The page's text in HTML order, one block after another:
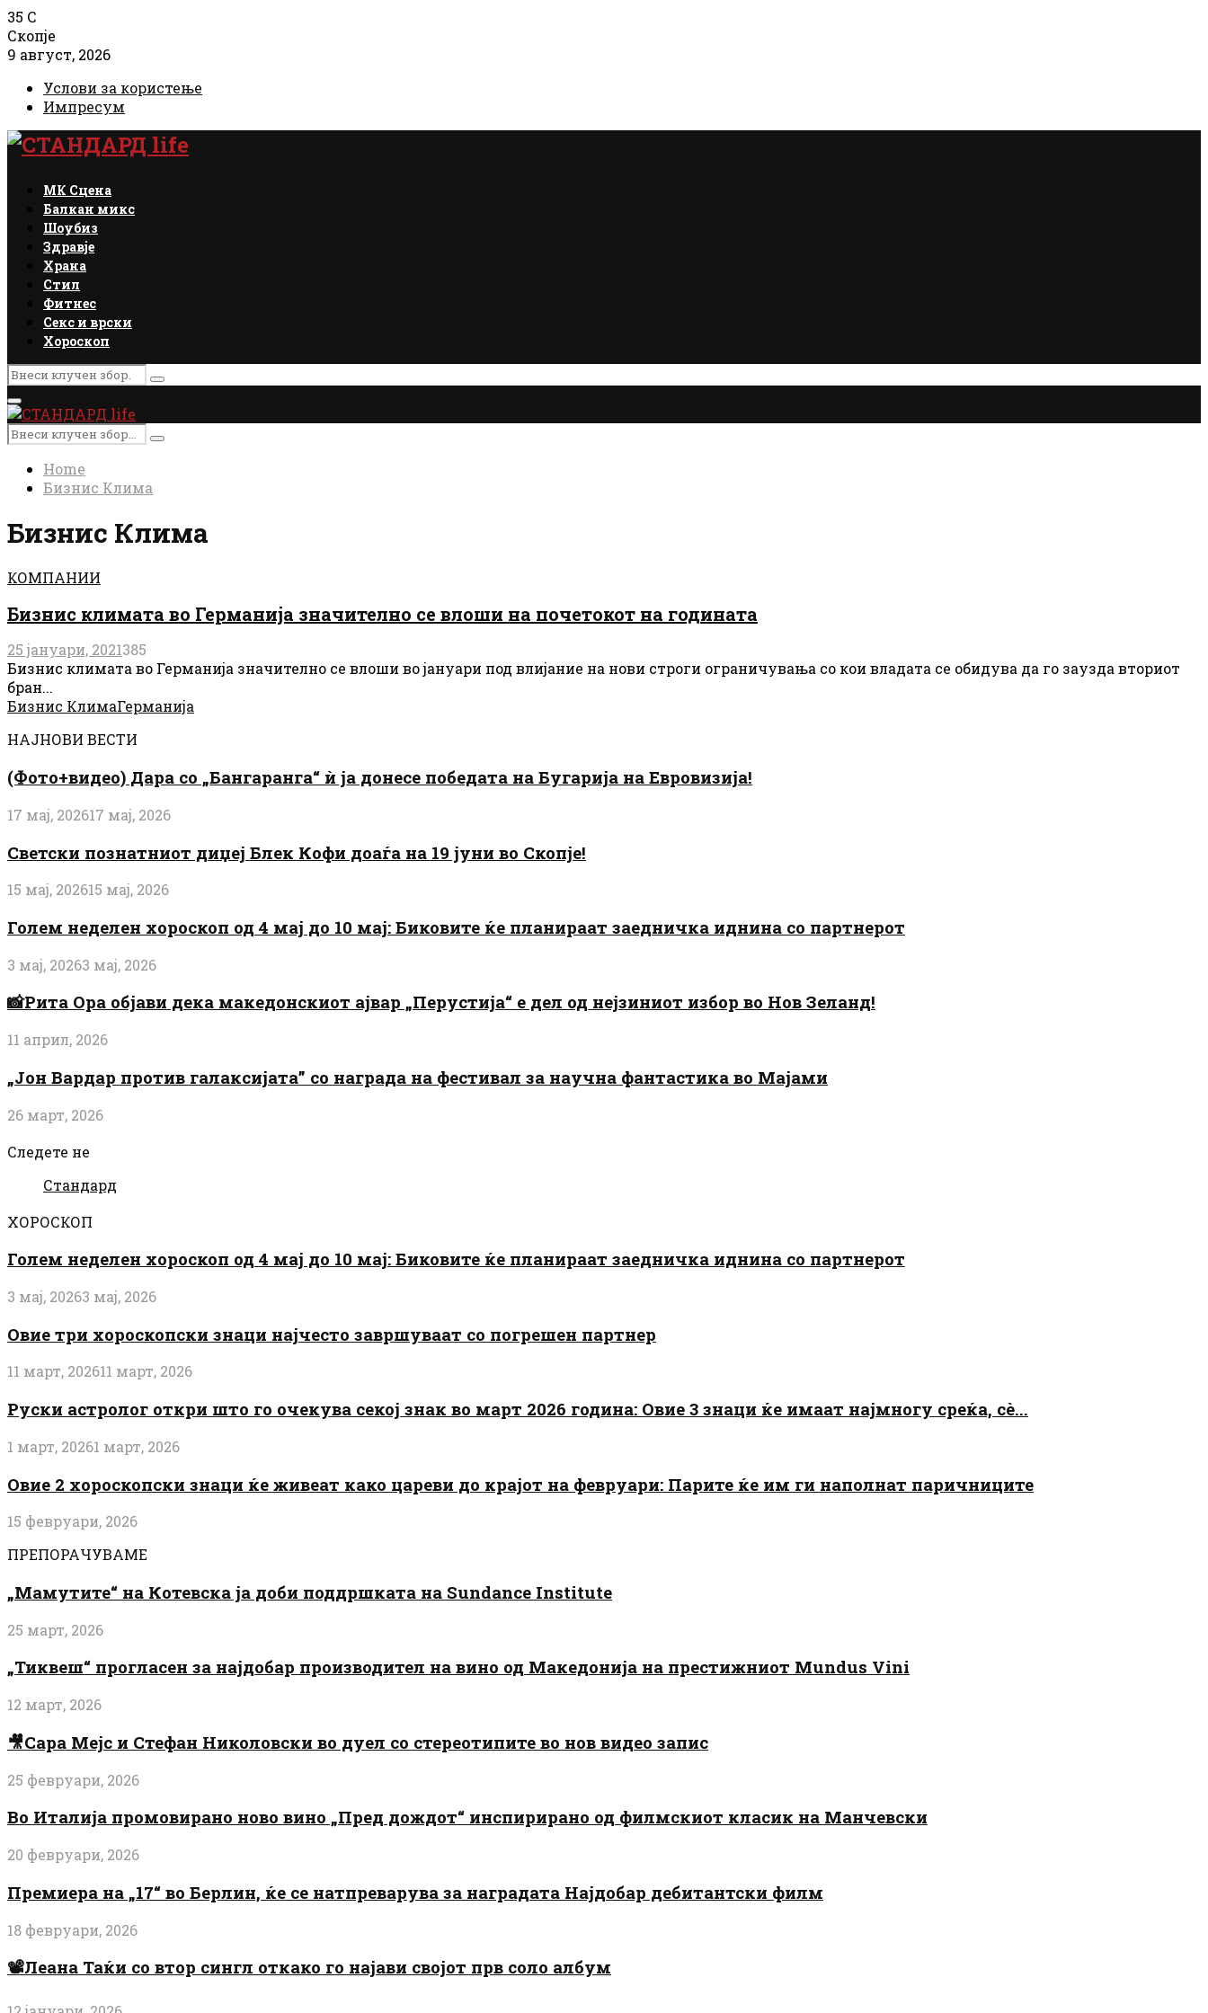
35 C
Скопје
9 август, 2026
Услови за користење
Импресум
Facebook
Instagram
Email
Rss
МК Сцена
Балкан микс
Шоубиз
Здравје
Храна
Стил
Фитнес
Секс и врски
Хороскоп
Search
for:
Search
Primary
Menu
Search
for:
Search
Home
Бизнис Клима
Бизнис Клима
КОМПАНИИ
Бизнис климата во Германија значително се влоши на почетокот на годината
25 јануари, 2021385
Бизнис климата во Германија значително се влоши во јануари под влијание на нови строги ограничувања со кои владата се обидува да го заузда вториот
бран...
Бизнис КлимаГерманија
НАЈНОВИ ВЕСТИ
(Фото+видео) Дара со „Бангаранга“ ѝ ја донесе победата на Бугарија на Евровизија!
17 мај, 202617 мај, 2026
Светски познатниот диџеј Блек Кофи доаѓа на 19 јуни во Скопје!
15 мај, 202615 мај, 2026
Голем неделен хороскоп од 4 мај до 10 мај: Биковите ќе планираат заедничка иднина со партнерот
3 мај, 20263 мај, 2026
📸Рита Ора објави дека македонскиот ајвар „Перустија“ е дел од нејзиниот избор во Нов Зеланд!
11 април, 2026
„Јон Вардар против галаксијата” со награда на фестивал за научна фантастика во Мајами
26 март, 2026
Следете не
Стандард
ХОРОСКОП
Голем неделен хороскоп од 4 мај до 10 мај: Биковите ќе планираат заедничка иднина со партнерот
3 мај, 20263 мај, 2026
Овие три хороскопски знаци најчесто завршуваат со погрешен партнер
11 март, 202611 март, 2026
Руски астролог откри што го очекува секој знак во март 2026 година: Овие 3 знаци ќе имаат најмногу среќа, сè...
1 март, 20261 март, 2026
Овие 2 хороскопски знаци ќе живеат како цареви до крајот на февруари: Парите ќе им ги наполнат паричниците
15 февруари, 2026
ПРЕПОРАЧУВАМЕ
„Мамутите“ на Котевска ја доби поддршката на Sundance Institute
25 март, 2026
„Тиквеш“ прогласен за најдобар производител на вино од Македонија на престижниот Mundus Vini
12 март, 2026
🎥Сара Мејс и Стефан Николовски во дуел со стереотипите во нов видео запис
25 февруари, 2026
Во Италија промовирано ново вино „Пред дождот“ инспирирано од филмскиот класик на Манчевски
20 февруари, 2026
Премиера на „17“ во Берлин, ќе се натпреварува за наградата Најдобар дебитантски филм
18 февруари, 2026
📽️Леана Таќи со втор сингл откако го најави својот прв соло албум